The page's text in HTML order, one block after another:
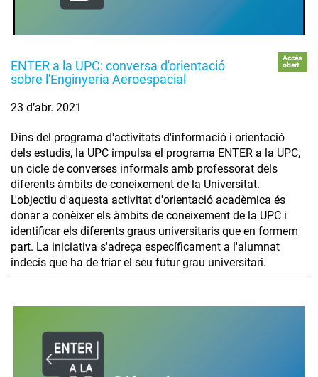
ENTER a la UPC: conversa d'orientació
sobre l'Enginyeria Aeroespacial
Accés
obert
23 d’abr. 2021
Dins del programa d'activitats d'informació i orientació
dels estudis, la UPC impulsa el programa ENTER a la UPC,
un cicle de converses informals amb professorat dels
diferents àmbits de coneixement de la Universitat.
L'objectiu d'aquesta activitat d'orientació acadèmica és
donar a conèixer els àmbits de coneixement de la UPC i
identificar els diferents graus universitaris que en formem
part. La iniciativa s'adreça específicament a l'alumnat
indecís que ha de triar el seu futur grau universitari.